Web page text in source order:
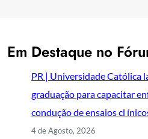
Em Destaque no
PR | Universidade Católica
graduação para capacitar
condução de ensaios cl
4 de Agosto, 2026